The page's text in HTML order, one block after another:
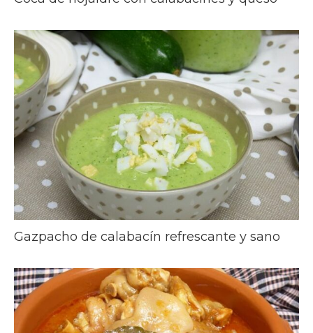
Gazpacho de calabacín refrescante y sano